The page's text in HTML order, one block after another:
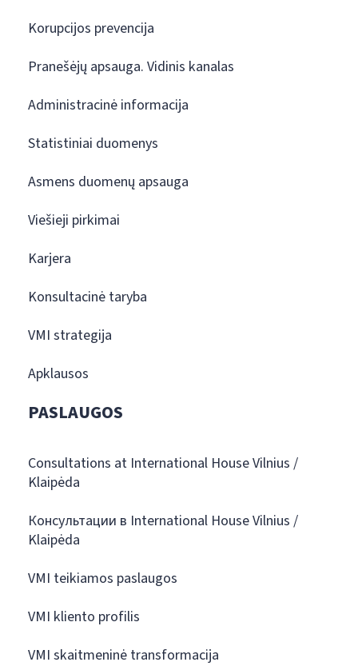
Korupcijos prevencija
Pranešėjų apsauga. Vidinis kanalas
Administracinė informacija
Statistiniai duomenys
Asmens duomenų apsauga
Viešieji pirkimai
Karjera
Konsultacinė taryba
VMI strategija
Apklausos
PASLAUGOS
Consultations at International House Vilnius /
Klaipėda
Консультации в International House Vilnius /
Klaipėda
VMI teikiamos paslaugos
VMI kliento profilis
VMI skaitmeninė transformacija